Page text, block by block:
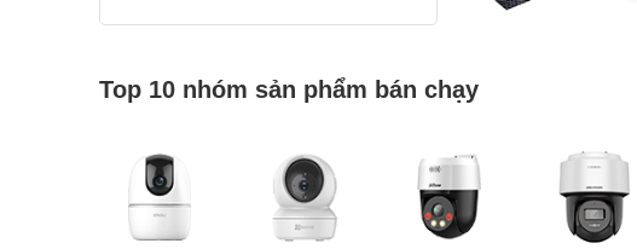
Top 10 nhóm sản phẩm bán chạy